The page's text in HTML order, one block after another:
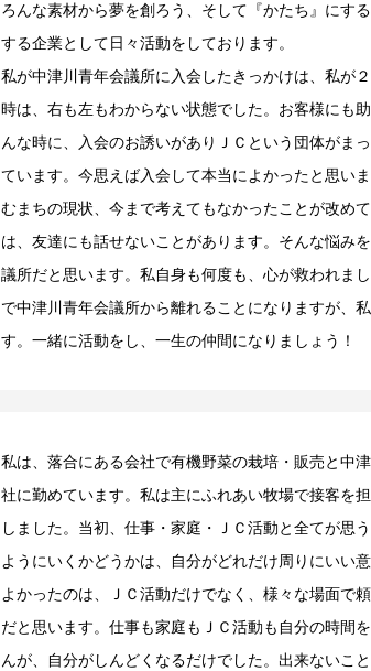
ろんな素材から夢を創ろう、そして『かたち』にす
する企業として日々活動をしております。
私が中津川青年会議所に入会したきっかけは、私が
時は、右も左もわからない状態でした。お客様にも
んな時に、入会のお誘いがありＪＣという団体がま
ています。今思えば入会して本当によかったと思い
むまちの現状、今まで考えてもなかったことが改め
は、友達にも話せないことがあります。そんな悩み
議所だと思います。私自身も何度も、心が救われま
で中津川青年会議所から離れることになりますが、
す。一緒に活動をし、一生の仲間になりましょう！
私は、落合にある会社で有機野菜の栽培・販売と中
社に勤めています。私は主にふれあい牧場で接客を
しました。当初、仕事・家庭・ＪＣ活動と全てが思
ようにいくかどうかは、自分がどれだけ周りにいい
よかったのは、ＪＣ活動だけでなく、様々な場面で
だと思います。仕事も家庭もＪＣ活動も自分の時間
んが、自分がしんどくなるだけでした。出来ないこ